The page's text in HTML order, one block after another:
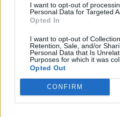
I want to opt-out of
Personal Data for Targeted
Opted In
I want to opt-out of
Retention, Sale, and/or
Personal Data that Is
Purposes for which it was
Opted Out
CONFIRM
Satser på
salget